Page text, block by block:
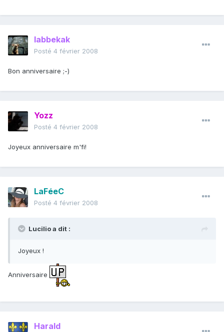
labbekak
Posté 4 février 2008
Bon anniversaire ;-)
Yozz
Posté 4 février 2008
Joyeux anniversaire m'fi!
LaFéeC
Posté 4 février 2008
Lucilio a dit :
Joyeux !
Anniversaire
Harald